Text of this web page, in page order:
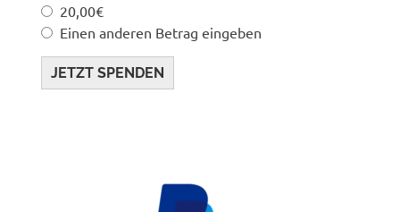
20,00€
Einen anderen Betrag eingeben
JETZT SPENDEN